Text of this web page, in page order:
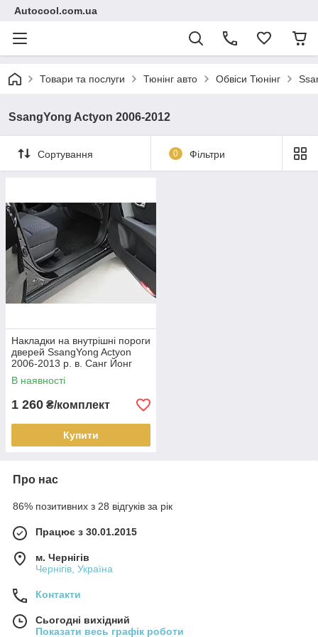
Autocool.com.ua
Товари та послуги Тюнінг авто Обвіси Тюнінг
SsangYong Actyon 2006-2012
Сортування 0 Фільтри
Накладки на внутрішні пороги
дверей SsangYong Actyon
2006-2013 р. в. Санг Йонг
В наявності
1 260 ₴/комплект
Купити
Про нас
86% позитивних з 28 відгуків за рік
Працює з 30.01.2015
м. Чернігів
Чернігів, Україна
Контакти
Сьогодні вихідний
Показати весь графік роботи